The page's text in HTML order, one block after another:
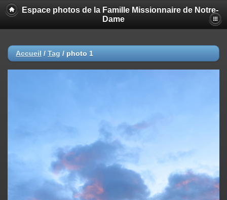
Espace photos de la Famille Missionnaire de Notre-
Dame
Accueil / Tag / photo 1